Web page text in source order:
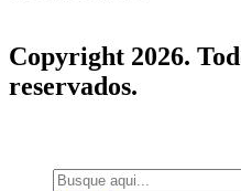
Copyright 2026.
reservados.